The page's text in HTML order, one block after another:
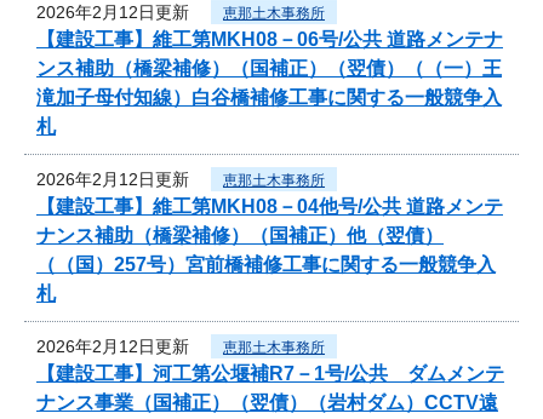
2026年2月12日更新 恵那土木事務所
【建設工事】維工第MKH08－06号/公共 道路メンテナ
ンス補助（橋梁補修）（国補正）（翌債）（（一）王
滝加子母付知線）白谷橋補修工事に関する一般競争入
札
2026年2月12日更新 恵那土木事務所
【建設工事】維工第MKH08－04他号/公共 道路メンテ
ナンス補助（橋梁補修）（国補正）他（翌債）
（（国）257号）宮前橋補修工事に関する一般競争入
札
2026年2月12日更新 恵那土木事務所
【建設工事】河工第公堰補R7－1号/公共 ダムメンテ
ナンス事業（国補正）（翌債）（岩村ダム）CCTV遠